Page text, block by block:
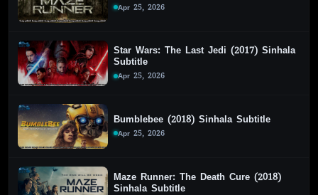
Apr 25, 2026
Star Wars: The Last Jedi (2017) Sinhala
Subtitle
Apr 25, 2026
Bumblebee (2018) Sinhala Subtitle
Apr 25, 2026
Maze Runner: The Death Cure (2018)
Sinhala Subtitle